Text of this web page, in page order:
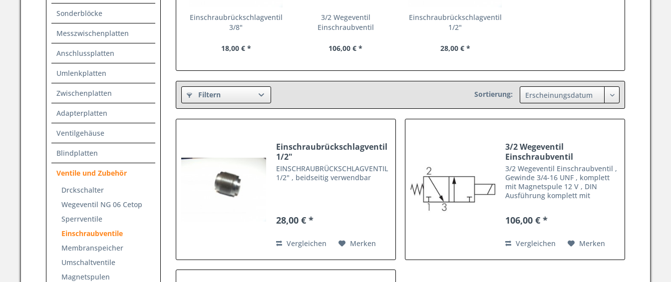
Sonderblöcke
Messzwischenplatten
Anschlussplatten
Umlenkplatten
Zwischenplatten
Adapterplatten
Ventilgehäuse
Blindplatten
Ventile und Zubehör
Drckschalter
Wegeventil NG 06 Cetop
Sperrventile
Einschraubventile
Membranspeicher
Umschaltventile
Magnetspulen
Einschraubrückschlagventil
3/8"
18,00 € *
3/2 Wegeventil
Einschraubventil
106,00 € *
Einschraubrückschlagventil
1/2"
28,00 € *
Filtern Sortierung:
Einschraubrückschlagventil
1/2"
EINSCHRAUBRÜCKSCHLAGVENTIL
1/2" , beidseitig verwendbar
28,00 € *
Vergleichen Merken
3/2 Wegeventil
Einschraubventil
3/2 Wegeventil Einschraubventil ,
Gewinde 3/4-16 UNF , komplett
mit Magnetspule 12 V , DIN
Ausführung komplett mit
106,00 € *
Vergleichen Merken